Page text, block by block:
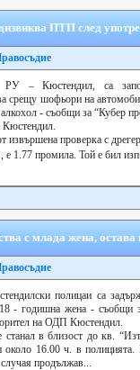
ПТП след
– Кюстендил, са
срещу шофьори на
- съобщи за “Кубер
Кюстендил.
извършена проверка с
е 1.77 промила. Той е бил
с млада жена, остава
полицаи са
- годишна жена - съобщи
на ОДП Кюстендил.
станал в близост до кв.
около 16.00 ч. в
продължав...